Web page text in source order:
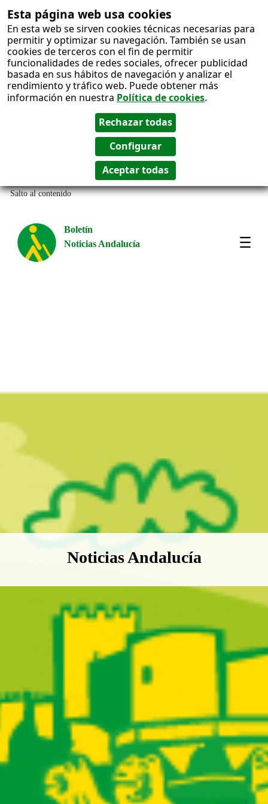
Esta página web usa cookies
En esta web se sirven cookies técnicas necesarias para
permitir y optimizar su navegación. También se usan
cookies de terceros con el fin de permitir
funcionalidades de redes sociales, ofrecer publicidad
basada en sus hábitos de navegación y analizar el
rendimiento y tráfico web. Puede obtener más
información en nuestra Política de cookies.
Salto al contenido
Boletín
Noticias Andalucía
Boletín Noticias Andalucía
Noticias Andalucía